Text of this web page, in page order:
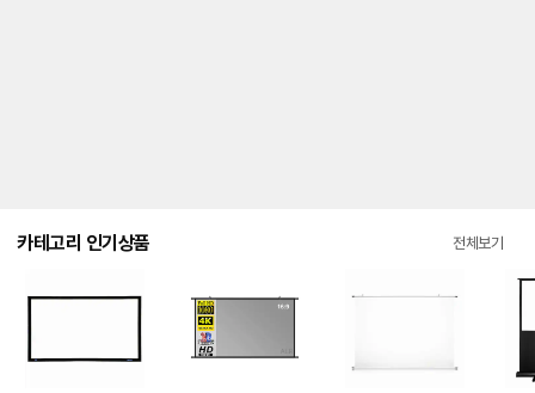
카테고리 인기상품 전체보기